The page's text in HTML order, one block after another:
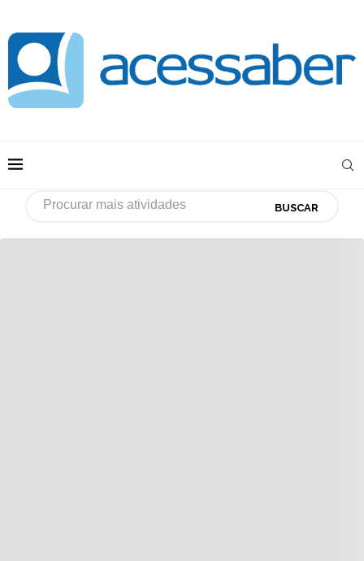
BUSCAR